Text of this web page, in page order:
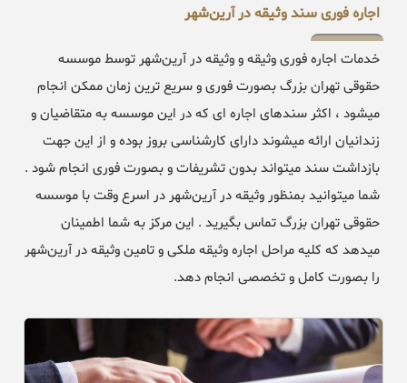
اجاره فوری سند وثیقه در آرین‌شهر
خدمات اجاره فوری وثیقه و وثیقه در آرین‌شهر توسط موسسه
حقوقی تهران بزرگ بصورت فوری و سریع ترین زمان ممکن انجام
میشود ، اکثر سندهای اجاره ای که در این موسسه به متقاضیان و
زندانیان ارائه میشوند دارای کارشناسی بروز بوده و از این جهت
بازداشت سند میتواند بدون تشریفات و بصورت فوری انجام شود .
شما میتوانید بمنظور وثیقه در آرین‌شهر در اسرع وقت با موسسه
حقوقی تهران بزرگ تماس بگیرید . این مرکز به شما اطمینان
میدهد که کلیه مراحل اجاره وثیقه ملکی و تامین وثیقه در آرین‌شهر
را بصورت کامل و تخصصی انجام دهد.